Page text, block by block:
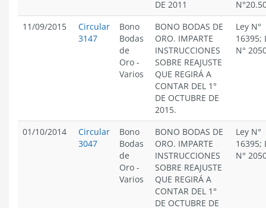
DE 2011
11/09/2015
Circular
3147
Bono
Bodas
de
Oro -
Varios
BONO BODAS DE
ORO. IMPARTE
INSTRUCCIONES
SOBRE REAJUSTE
QUE REGIRÁ A
CONTAR DEL 1°
DE OCTUBRE DE
2015.
Ley N°
16395;
N°
01/10/2014
Circular
3047
Bono
Bodas
de
Oro -
Varios
BONO BODAS DE
ORO. IMPARTE
INSTRUCCIONES
SOBRE REAJUSTE
QUE REGIRÁ A
CONTAR DEL 1°
DE OCTUBRE DE
Ley N°
16395;
N°